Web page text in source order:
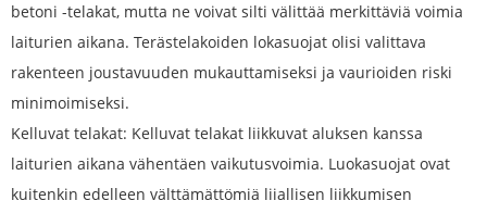
betoni -telakat, mutta ne voivat silti välittää merkittäviä voimia
laiturien aikana. Terästelakoiden lokasuojat olisi valittava
rakenteen joustavuuden mukauttamiseksi ja vaurioiden riski
minimoimiseksi.
Kelluvat telakat: Kelluvat telakat liikkuvat aluksen kanssa
laiturien aikana vähentäen vaikutusvoimia. Luokasuojat ovat
kuitenkin edelleen välttämättömiä liiallisen liikkumisen